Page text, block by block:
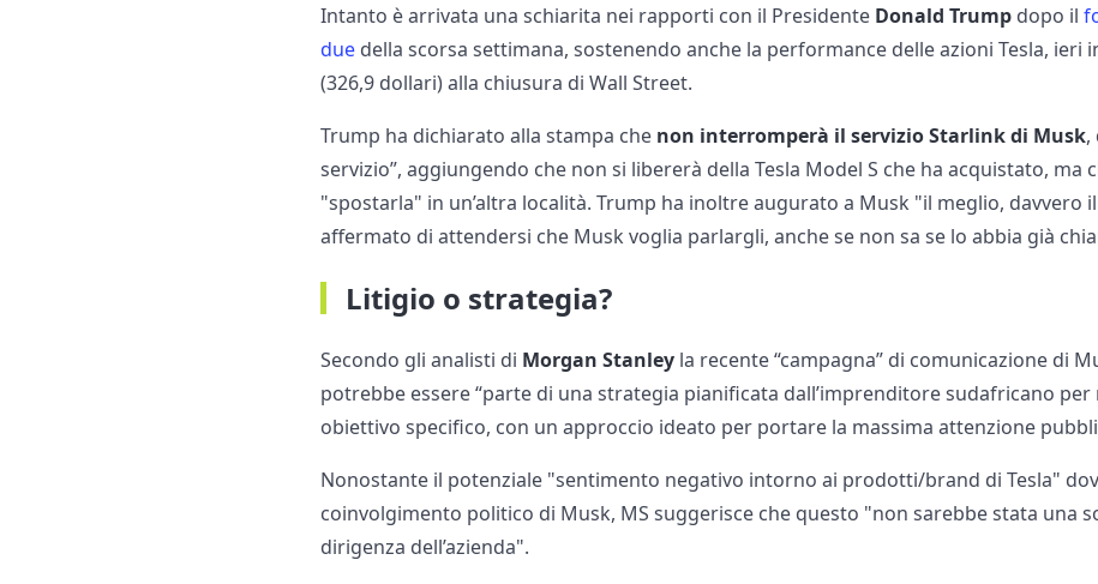
Intanto è arrivata una schiarita nei rapporti con il Presidente Donald Trump dopo il
due della scorsa settimana, sostenendo anche la performance delle azioni Tesla, ieri
(326,9 dollari) alla chiusura di Wall Street.
Trump ha dichiarato alla stampa che non interromperà il servizio Starlink di Musk,
servizio”, aggiungendo che non si libererà della Tesla Model S che ha acquistato, ma
"spostarla" in un’altra località. Trump ha inoltre augurato a Musk "il meglio, davvero
affermato di attendersi che Musk voglia parlargli, anche se non sa se lo abbia già
Litigio o strategia?
Secondo gli analisti di Morgan Stanley la recente “campagna” di comunicazione di
potrebbe essere “parte di una strategia pianificata dall’imprenditore sudafricano
obiettivo specifico, con un approccio ideato per portare la massima attenzione
Nonostante il potenziale "sentimento negativo intorno ai prodotti/brand di Tesla"
coinvolgimento politico di Musk, MS suggerisce che questo "non sarebbe stata una
dirigenza dell’azienda".